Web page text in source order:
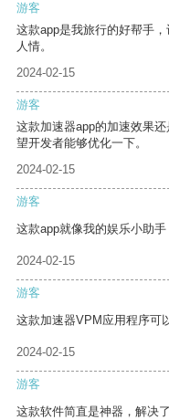
游客
这款app是我旅行的好帮手
人情。
2024-02-15
游客
这款加速器app的加速效果
望开发者能够优化一下。
2024-02-15
游客
这款app就像我的娱乐小助手
2024-02-15
游客
这款加速器VPM应用程序可
2024-02-15
游客
这款软件简直是神器，解决